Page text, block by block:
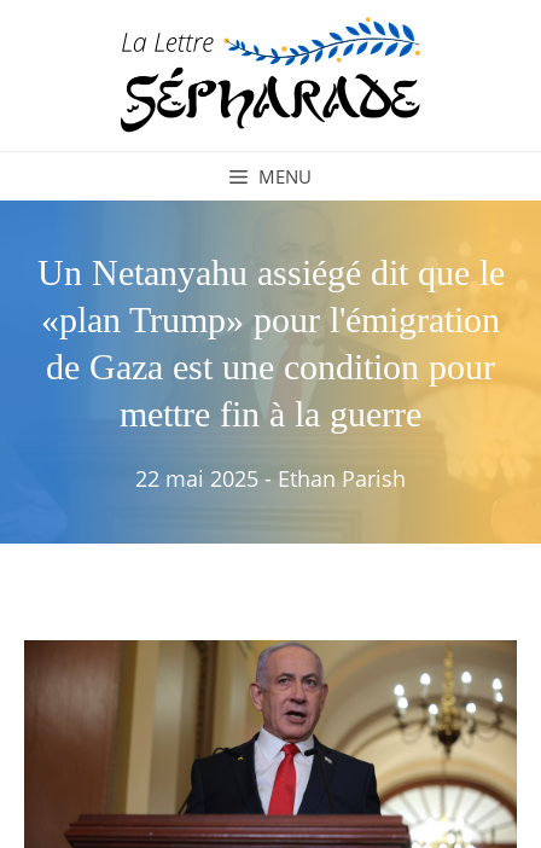
MENU
Un Netanyahu assiégé dit que le
«plan Trump» pour l'émigration
de Gaza est une condition pour
mettre fin à la guerre
22 mai 2025 - Ethan Parish